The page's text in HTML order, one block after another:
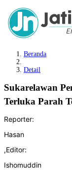
Beranda
Detail
Sukarelawan
Terluka Parah
Reporter:
Hasan
,Editor:
Ishomuddin